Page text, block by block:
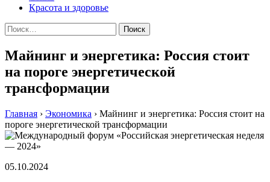
Красота и здоровье
Найти:
Майнинг и энергетика: Россия стоит
на пороге энергетической
трансформации
Главная › Экономика › Майнинг и энергетика: Россия стоит на
пороге энергетической трансформации
05.10.2024